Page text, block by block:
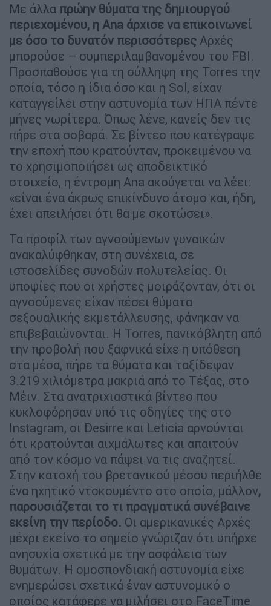
Με άλλα πρώην θύματα της δημιουργού
περιεχομένου, η Ana άρχισε να επικοινωνεί
με όσο το δυνατόν περισσότερες Αρχές
μπορούσε – συμπεριλαμβανομένου του FBI.
Προσπαθούσε για τη σύλληψη της Torres την
οποία, τόσο η ίδια όσο και η Sol, είχαν
καταγγείλει στην αστυνομία των ΗΠΑ πέντε
μήνες νωρίτερα. Όπως λένε, κανείς δεν τις
πήρε στα σοβαρά. Σε βίντεο που κατέγραψε
την εποχή που κρατούνταν, προκειμένου να
το χρησιμοποιήσει ως αποδεικτικό
στοιχείο, η έντρομη Ana ακούγεται να λέει:
«είναι ένα άκρως επικίνδυνο άτομο και, ήδη,
έχει απειλήσει ότι θα με σκοτώσει».
Τα προφίλ των αγνοούμενων γυναικών
ανακαλύφθηκαν, στη συνέχεια, σε
ιστοσελίδες συνοδών πολυτελείας. Οι
υποψίες που οι χρήστες μοιράζονταν, ότι οι
αγνοούμενες είχαν πέσει θύματα
σεξουαλικής εκμετάλλευσης, φάνηκαν να
επιβεβαιώνονται. Η Torres, πανικόβλητη από
την προβολή που ξαφνικά είχε η υπόθεση
στα μέσα, πήρε τα θύματα και ταξίδεψαν
3.219 χιλιόμετρα μακριά από το Τέξας, στο
Μέιν. Στα ανατριχιαστικά βίντεο που
κυκλοφόρησαν υπό τις οδηγίες της στο
Instagram, οι Desirre και Leticia αρνούνται
ότι κρατούνται αιχμάλωτες και απαιτούν
από τον κόσμο να πάψει να τις αναζητεί.
Στην κατοχή του βρετανικού μέσου περιήλθε
ένα ηχητικό ντοκουμέντο στο οποίο, μάλλον,
παρουσιάζεται το τι πραγματικά συνέβαινε
εκείνη την περίοδο. Οι αμερικανικές Αρχές
μέχρι εκείνο το σημείο γνώριζαν ότι υπήρχε
ανησυχία σχετικά με την ασφάλεια των
θυμάτων. Η ομοσπονδιακή αστυνομία είχε
ενημερώσει σχετικά έναν αστυνομικό ο
οποίος κατάφερε να μιλήσει στο FaceTime